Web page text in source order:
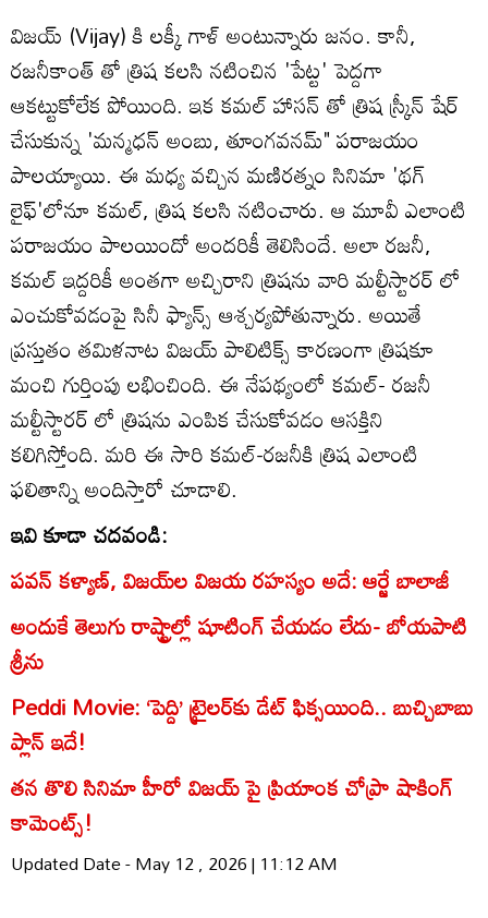
విజయ్‌ (Vijay) కి లక్కీ గాళ్ అంటున్నారు జనం. కానీ,
రజనీకాంత్ తో త్రిష కలసి నటించిన 'పేట్ట' పెద్దగా
ఆకట్టుకోలేక పోయింది. ఇక కమల్ హాసన్ తో త్రిష స్క్రీన్ షేర్
చేసుకున్న 'మన్మధన్ అంబు, తూంగవనమ్" పరాజయం
పాలయ్యాయి. ఈ మధ్య వచ్చిన మణిరత్నం సినిమా 'థగ్
లైఫ్'లోనూ కమల్, త్రిష కలసి నటించారు. ఆ మూవీ ఎలాంటి
పరాజయం పాలయిందో అందరికీ తెలిసిందే. అలా రజనీ,
కమల్ ఇద్దరికీ అంతగా అచ్చిరాని త్రిషను వారి మల్టీస్టారర్ లో
ఎంచుకోవడంపై సినీ ఫ్యాన్స్ ఆశ్చర్యపోతున్నారు. అయితే
ప్రస్తుతం తమిళనాట విజయ్ పాలిటిక్స్ కారణంగా త్రిషకూ
మంచి గుర్తింపు లభించింది. ఈ నేపథ్యంలో కమల్- రజనీ
మల్టీస్టారర్ లో త్రిషను ఎంపిక చేసుకోవడం ఆసక్తిని
కలిగిస్తోంది. మరి ఈ సారి కమల్-రజనీకి త్రిష ఎలాంటి
ఫలితాన్ని అందిస్తారో చూడాలి.
ఇవి కూడా చదవండి:
పవన్ కళ్యాణ్, విజయ్‌ల విజయ రహస్యం అదే: ఆర్జే బాలాజీ
అందుకే తెలుగు రాష్ట్రాల్లో షూటింగ్ చేయడం లేదు- బోయపాటి
శ్రీను
Peddi Movie: ‘పెద్ది’ ట్రైలర్‌కు డేట్ ఫిక్సయింది.. బుచ్చిబాబు
ప్లాన్ ఇదే!
తన తొలి సినిమా హీరో విజయ్‌ పై ప్రియాంక చోప్రా షాకింగ్
కామెంట్స్!
Updated Date - May 12 , 2026 | 11:12 AM